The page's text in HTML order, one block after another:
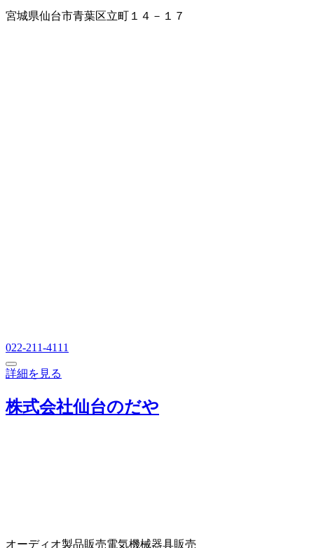
宮城県仙台市青葉区立町１４－１７
022-211-4111
詳細を見る
株式会社仙台のだや
オーディオ製品販売電気機械器具販売